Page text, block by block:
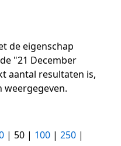
de eigenschap
"21 December
aantal resultaten is,
| 50 | 100 | 250 |